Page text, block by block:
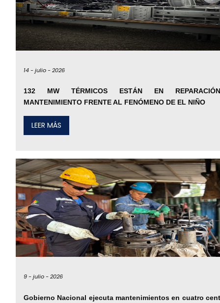
14 -julio -2026
132 MW TÉRMICOS ESTÁN EN
MANTENIMIENTO FRENTE AL FENÓMENO DE EL NIÑO
LEER MÁS
9 -julio -2026
Gobierno Nacional ejecuta mantenimientos en cuatro